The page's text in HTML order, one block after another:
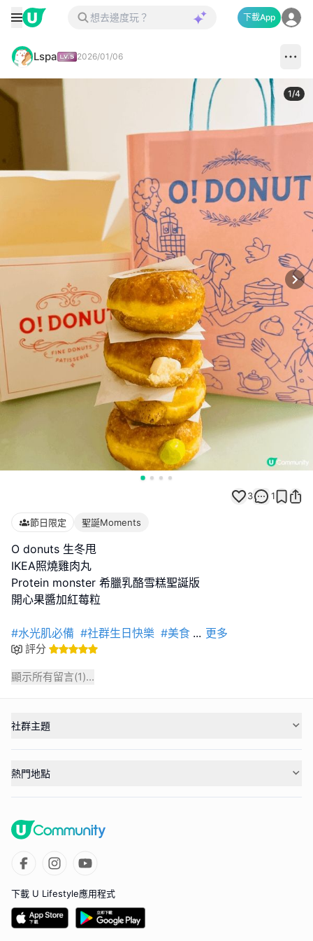
下載App
Lspa 2026/01/06
1/4
3 1
節日限定 聖誕Moments
O donuts 生冬甩
IKEA照燒雞肉丸
Protein monster 希臘乳酪雪糕聖誕版
開心果醬加紅莓粒
#水光肌必備 #社群生日快樂 #美食 ... 更多
評分
顯示所有留言(1)...
社群主題
熱門地點
下載 U Lifestyle應用程式